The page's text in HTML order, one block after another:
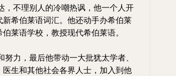
不理别人的冷嘲热讽，他一个人开
希伯莱语词汇。他还动手办希伯莱
莱语学校，教授现代希伯莱语。
力，最后他带动一大批犹太学者、
生和其他社会各界人士，加入到他